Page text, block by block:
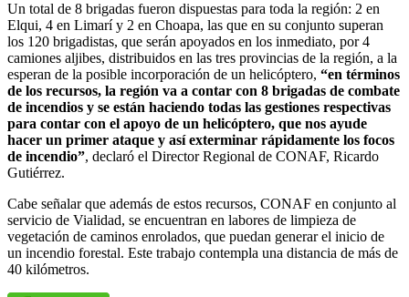
Un total de 8 brigadas fueron dispuestas para toda la región: 2 en
Elqui, 4 en Limarí y 2 en Choapa, las que en su conjunto superan
los 120 brigadistas, que serán apoyados en los inmediato, por 4
camiones aljibes, distribuidos en las tres provincias de la región, a la
esperan de la posible incorporación de un helicóptero, “en términos
de los recursos, la región va a contar con 8 brigadas de combate
de incendios y se están haciendo todas las gestiones respectivas
para contar con el apoyo de un helicóptero, que nos ayude
hacer un primer ataque y así exterminar rápidamente los focos
de incendio”, declaró el Director Regional de CONAF, Ricardo
Gutiérrez.
Cabe señalar que además de estos recursos, CONAF en conjunto al
servicio de Vialidad, se encuentran en labores de limpieza de
vegetación de caminos enrolados, que puedan generar el inicio de
un incendio forestal. Este trabajo contempla una distancia de más de
40 kilómetros.